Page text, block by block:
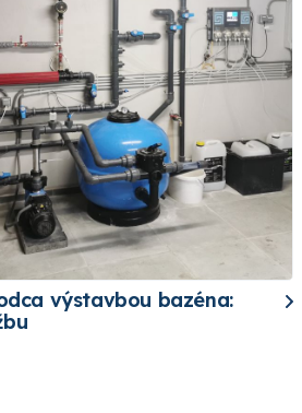
výstavbou bazéna: